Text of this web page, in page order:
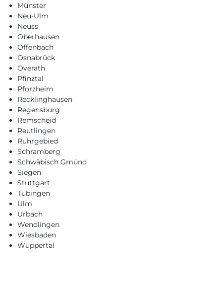
Münster
Neu-Ulm
Neuss
Oberhausen
Offenbach
Osnabrück
Overath
Pfinztal
Pforzheim
Recklinghausen
Regensburg
Remscheid
Reutlingen
Ruhrgebied
Schramberg
Schwäbisch Gmünd
Siegen
Stuttgart
Tübingen
Ulm
Urbach
Wendlingen
Wiesbaden
Wuppertal